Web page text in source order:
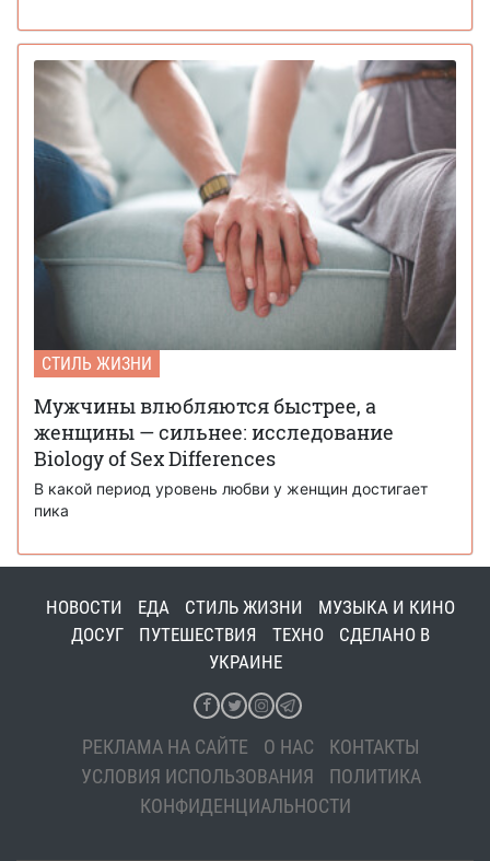
СТИЛЬ ЖИЗНИ
Мужчины влюбляются быстрее, а
женщины — сильнее: исследование
Biology of Sex Differences
В какой период уровень любви у женщин достигает
пика
НОВОСТИ ЕДА СТИЛЬ ЖИЗНИ
МУЗЫКА И КИНО
ДОСУГ
ПУТЕШЕСТВИЯ ТЕХНО
СДЕЛАНО В
УКРАИНЕ
РЕКЛАМА НА САЙТЕ О НАС
КОНТАКТЫ
УСЛОВИЯ ИСПОЛЬЗОВАНИЯ
ПОЛИТИКА
КОНФИДЕНЦИАЛЬНОСТИ